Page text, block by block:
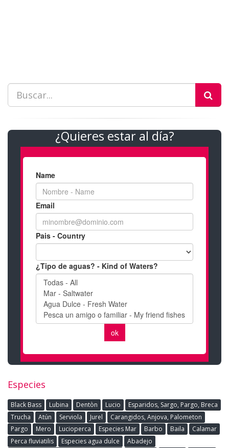
¿Quieres estar al día?
Especies
Black Bass Lubina Dentòn Lucio
Esparidos, Sargo, Pargo, Breca
Trucha
Atún Serviola Jurel
Carangidos, Anjova, Palometon
Pargo
Mero Lucioperca Especies Mar Barbo Baila
Calamar
Perca fluviatilis
Especies agua dulce
Abadejo